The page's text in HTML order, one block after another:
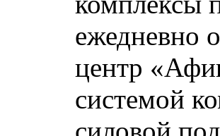
ежедневно
центр
системой